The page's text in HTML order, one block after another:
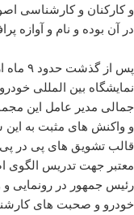
و کارکنان و کارشناسی
در آن بوده و نام و آوازه
پس از
نمایشگاه بین المللی
جمالی مدیر عامل این
و واکنش های مثبت به
قالب تشویق های پی در پی
معتبر جهت تدریس الگوی
رئیس جمهور در رونمایی و
خودرو و صحبت های